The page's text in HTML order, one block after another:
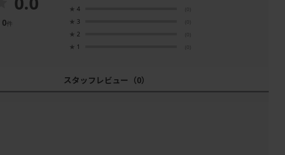
0件
★ 4 (0)
★ 3 (0)
★ 2 (0)
★ 1 (0)
スタッフレビュー （0）